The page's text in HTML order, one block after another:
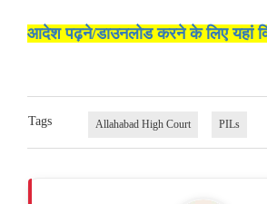
आदेश पढ़ने/डाउनलोड करने के लिए यहां
Tags Allahabad High Court PILs